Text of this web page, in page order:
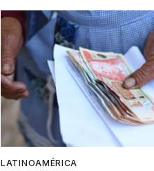
LATINOAMÉRICA